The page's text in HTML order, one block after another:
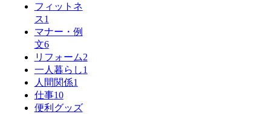
フィットネ
ス1
マナー・例
文6
リフォーム2
一人暮らし1
人間関係1
仕事10
便利グッズ